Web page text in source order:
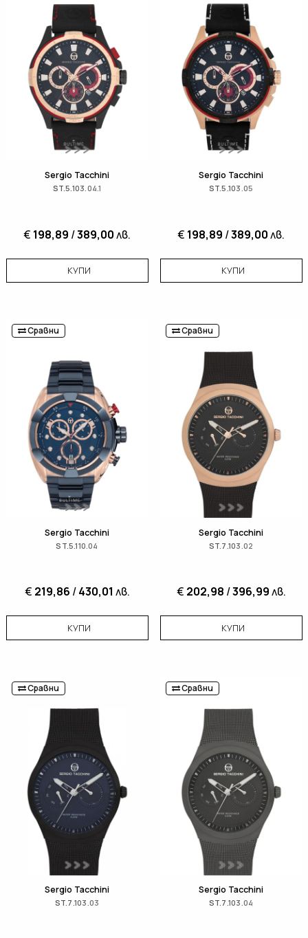
Sergio Tacchini
ST.5.103.04.1
€ 198,89 /389,00лв.
КУПИ
Sergio Tacchini
ST.5.103.05
€ 198,89 /389,00лв.
КУПИ
Сравни
Sergio Tacchini
ST.5.110.04
€ 219,86 /430,01 лв.
КУПИ
Сравни
Sergio Tacchini
ST.7.103.02
€ 202,98 /396,99лв.
КУПИ
Сравни
Sergio Tacchini
ST.7.103.03
Сравни
Sergio Tacchini
ST.7.103.04